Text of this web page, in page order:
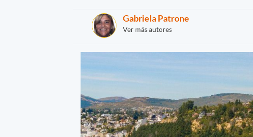
Gabriela Patrone
Ver más autores